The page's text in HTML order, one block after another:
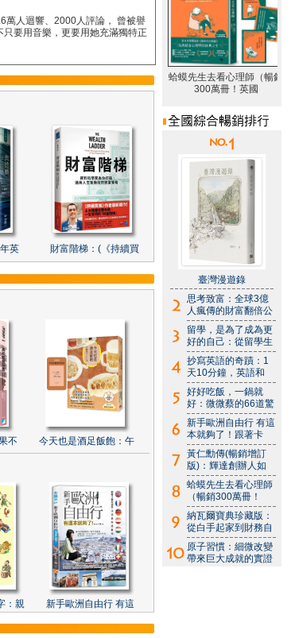
萬人迴響、2000人評論， 曾被譽
要用音樂，更要用她充滿獨特正
英 財富階梯：(《持續買
不 今天也是酒足飯飽：午
：親 新手歐洲自由行 有這
臺灣漫遊錄
思考致富：全球3億
人瘋傳的財富翻倍公
留學，是為了成為更
好的自己：從留學生
抄寫英語的奇蹟：1
天10分鐘，英語和
好好吃飯，一鍋就
好：微微蔡的66道驚
新手歐洲自由行 有這
本就夠了！跟著卡
黃仁勳傳(暢銷增訂
版)：輝達創辦人如
蛤蟆先生去看心理師
（暢銷300萬冊！
納瓦爾寶典珍藏版：
從白手起家到財務自
原子習慣：細微改變
帶來巨大成就的實證